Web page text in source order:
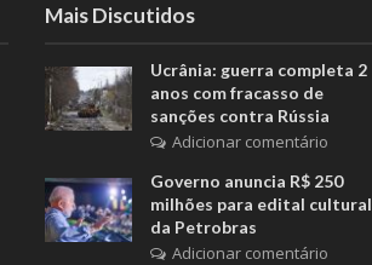
Mais Discutidos
Ucrânia: guerra completa 2
anos com fracasso de
sanções contra Rússia
Adicionar comentário
Governo anuncia R$ 250
milhões para edital cultural
da Petrobras
Adicionar comentário